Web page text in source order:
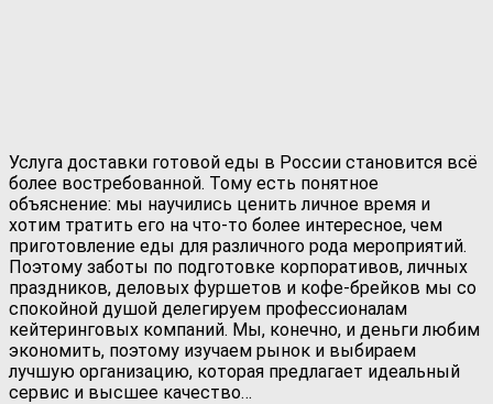
Услуга доставки готовой еды в России становится всё
более востребованной. Тому есть понятное
объяснение: мы научились ценить личное время и
хотим тратить его на что-то более интересное, чем
приготовление еды для различного рода мероприятий.
Поэтому заботы по подготовке корпоративов, личных
праздников, деловых фуршетов и кофе-брейков мы со
спокойной душой делегируем профессионалам
кейтеринговых компаний. Мы, конечно, и деньги любим
экономить, поэтому изучаем рынок и выбираем
лучшую организацию, которая предлагает идеальный
сервис и высшее качество…